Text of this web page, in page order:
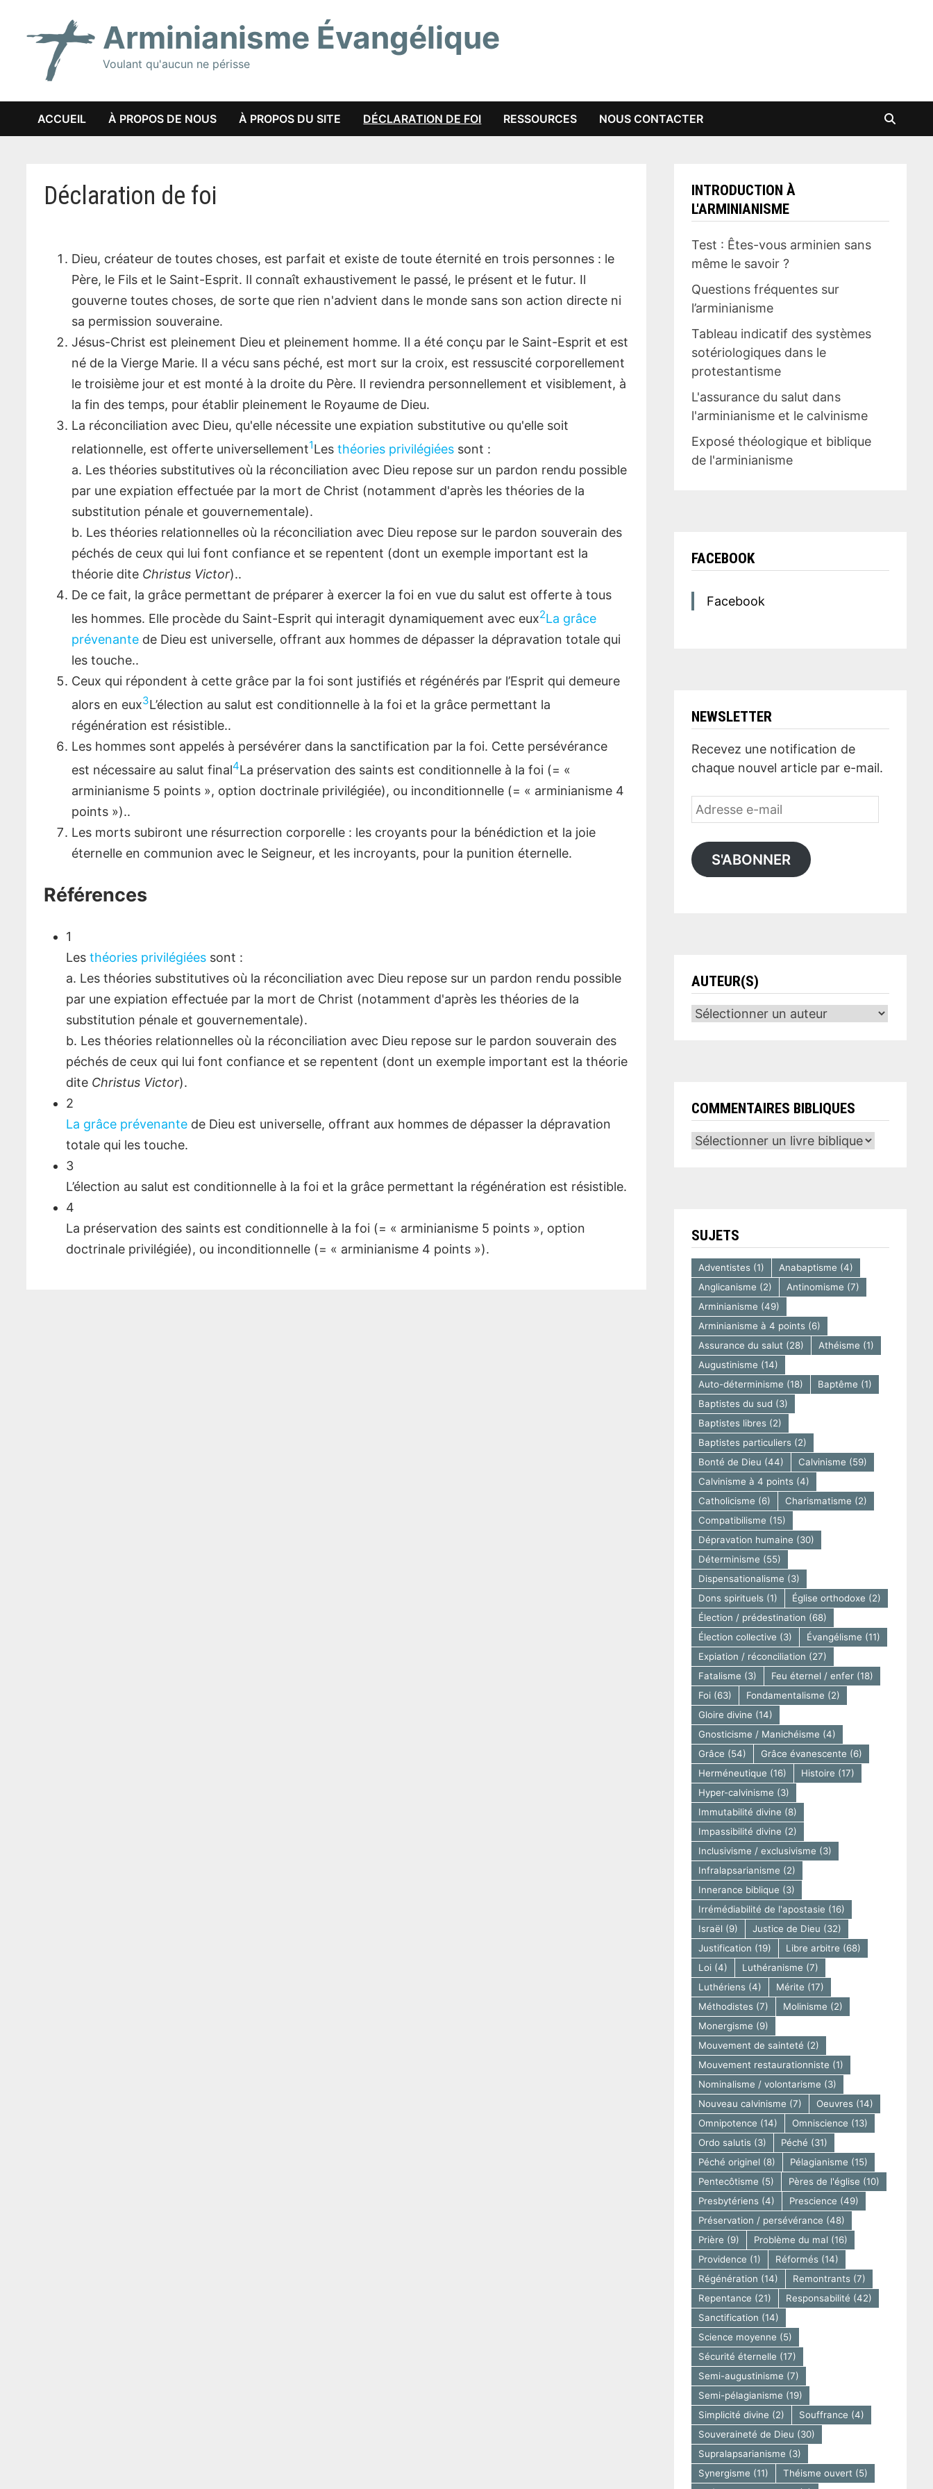
contenu
Arminianisme Évangélique
Voulant qu'aucun ne périsse
ACCUEIL À PROPOS DE NOUS À PROPOS DU SITE DÉCLARATION DE FOI RESSOURCES NOUS CONTACTER
Déclaration de foi
Dieu, créateur de toutes choses, est parfait et existe de toute éternité en trois personnes : le
Père, le Fils et le Saint-Esprit. Il connaît exhaustivement le passé, le présent et le futur. Il
gouverne toutes choses, de sorte que rien n'advient dans le monde sans son action directe ni
sa permission souveraine.
Jésus-Christ est pleinement Dieu et pleinement homme. Il a été conçu par le Saint-Esprit et est
né de la Vierge Marie. Il a vécu sans péché, est mort sur la croix, est ressuscité corporellement
le troisième jour et est monté à la droite du Père. Il reviendra personnellement et visiblement, à
la fin des temps, pour établir pleinement le Royaume de Dieu.
La réconciliation avec Dieu, qu'elle nécessite une expiation substitutive ou qu'elle soit
relationnelle, est offerte universellement1Lesthéories privilégiées sont :
a. Les théories substitutives où la réconciliation avec Dieu repose sur un pardon rendu possible
par une expiation effectuée par la mort de Christ (notamment d'après les théories de la
substitution pénale et gouvernementale).
b. Les théories relationnelles où la réconciliation avec Dieu repose sur le pardon souverain des
péchés de ceux qui lui font confiance et se repentent (dont un exemple important est la
théorie dite Christus Victor)..
De ce fait, la grâce permettant de préparer à exercer la foi en vue du salut est offerte à tous
les hommes. Elle procède du Saint-Esprit qui interagit dynamiquement avec eux2La grâce
prévenante de Dieu est universelle, offrant aux hommes de dépasser la dépravation totale qui
les touche..
Ceux qui répondent à cette grâce par la foi sont justifiés et régénérés par l’Esprit qui demeure
alors en eux3L’élection au salut est conditionnelle à la foi et la grâce permettant la
régénération est résistible..
Les hommes sont appelés à persévérer dans la sanctification par la foi. Cette persévérance
est nécessaire au salut final4La préservation des saints est conditionnelle à la foi (= «
arminianisme 5 points », option doctrinale privilégiée), ou inconditionnelle (= « arminianisme 4
points »)..
Les morts subiront une résurrection corporelle : les croyants pour la bénédiction et la joie
éternelle en communion avec le Seigneur, et les incroyants, pour la punition éternelle.
Références
1
Lesthéories privilégiées sont :
a. Les théories substitutives où la réconciliation avec Dieu repose sur un pardon rendu possible
par une expiation effectuée par la mort de Christ (notamment d'après les théories de la
substitution pénale et gouvernementale).
b. Les théories relationnelles où la réconciliation avec Dieu repose sur le pardon souverain des
péchés de ceux qui lui font confiance et se repentent (dont un exemple important est la théorie
dite Christus Victor).
2
La grâce prévenante de Dieu est universelle, offrant aux hommes de dépasser la dépravation
totale qui les touche.
3
L’élection au salut est conditionnelle à la foi et la grâce permettant la régénération est résistible.
4
La préservation des saints est conditionnelle à la foi (= « arminianisme 5 points », option
doctrinale privilégiée), ou inconditionnelle (= « arminianisme 4 points »).
INTRODUCTION À
L'ARMINIANISME
Test : Êtes-vous arminien sans
même le savoir ?
Questions fréquentes sur
l’arminianisme
Tableau indicatif des systèmes
sotériologiques dans le
protestantisme
L'assurance du salut dans
l'arminianisme et le calvinisme
Exposé théologique et biblique
de l'arminianisme
FACEBOOK
Facebook
NEWSLETTER
Recevez une notification de
chaque nouvel article par e-mail.
Adresse
e-
mail
S'ABONNER
AUTEUR(S)
COMMENTAIRES BIBLIQUES
SUJETS
Adventistes(1) Anabaptisme (4)
Anglicanisme (2) Antinomisme (7)
Arminianisme (49)
Arminianisme à 4 points(6)
Assurance du salut (28) Athéisme (1)
Augustinisme (14)
Auto-déterminisme (18) Baptême (1)
Baptistes du sud (3)
Baptistes libres(2)
Baptistes particuliers(2)
Bonté de Dieu (44) Calvinisme (59)
Calvinisme à 4 points(4)
Catholicisme (6) Charismatisme (2)
Compatibilisme (15)
Dépravation humaine (30)
Déterminisme (55)
Dispensationalisme (3)
Dons spirituels(1) Église orthodoxe (2)
Élection / prédestination (68)
Élection collective (3) Évangélisme (11)
Expiation / réconciliation (27)
Fatalisme (3) Feu éternel / enfer(18)
Foi(63) Fondamentalisme (2)
Gloire divine (14)
Gnosticisme / Manichéisme (4)
Grâce (54) Grâce évanescente (6)
Herméneutique (16) Histoire (17)
Hyper-calvinisme (3)
Immutabilité divine (8)
Impassibilité divine (2)
Inclusivisme / exclusivisme (3)
Infralapsarianisme (2)
Innerance biblique (3)
Irrémédiabilité de l'apostasie (16)
Israël (9) Justice de Dieu (32)
Justification (19) Libre arbitre (68)
Loi(4) Luthéranisme (7)
Luthériens(4) Mérite (17)
Méthodistes(7) Molinisme (2)
Monergisme (9)
Mouvement de sainteté (2)
Mouvement restaurationniste (1)
Nominalisme / volontarisme (3)
Nouveau calvinisme (7) Oeuvres(14)
Omnipotence (14) Omniscience (13)
Ordo salutis(3) Péché (31)
Péché originel (8) Pélagianisme (15)
Pentecôtisme (5) Pères de l'église (10)
Presbytériens(4) Prescience (49)
Préservation / persévérance (48)
Prière (9) Problème du mal (16)
Providence (1) Réformés(14)
Régénération (14) Remontrants(7)
Repentance (21) Responsabilité (42)
Sanctification (14)
Science moyenne (5)
Sécurité éternelle (17)
Semi-augustinisme (7)
Semi-pélagianisme (19)
Simplicité divine (2) Souffrance (4)
Souveraineté de Dieu (30)
Supralapsarianisme (3)
Synergisme (11) Théisme ouvert (5)